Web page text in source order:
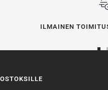
ILMAINEN
OSTOKSILLE